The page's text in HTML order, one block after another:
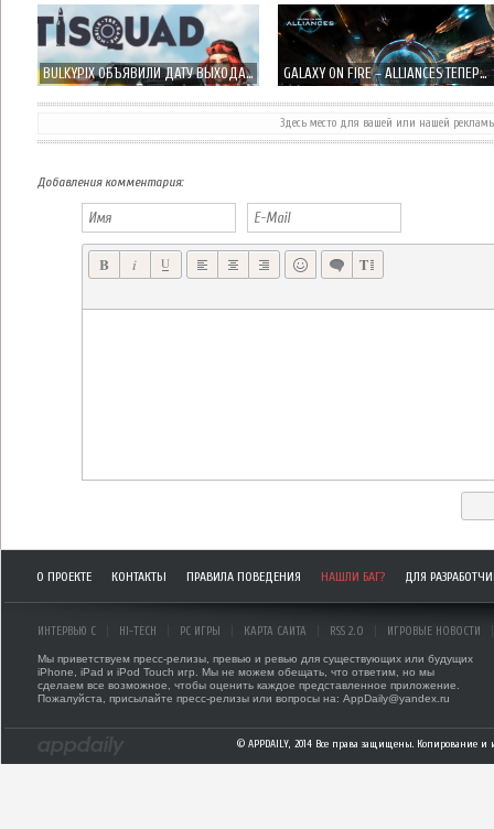
BULKYPIX ОБЪЯВИЛИ ДАТУ ВЫХОДА ПОШАГОВОЙ ИГРЫ ANTISQUAD GALAXY ON FIRE – ALLIANCES ТЕПЕРЬ ДОСТУПЕН В РУССКОМ APP STORE
Здесь место для вашей или нашей
Добавления комментария:
О ПРОЕКТЕ КОНТАКТЫ ПРАВИЛА ПОВЕДЕНИЯ НАШЛИ БАГ? ДЛЯ
ИНТЕРВЬЮ С HI-TECH PC ИГРЫ КАРТА САЙТА RSS 2.0 ИГРОВЫЕ НОВОСТИ
Мы приветствуем пресс-релизы, превью и ревью для существующих или будущих
iPhone, iPad и iPod Touch игр. Мы не можем обещать, что ответим, но мы
сделаем все возможное, чтобы оценить каждое представленное приложение.
Пожалуйста, присылайте пресс-релизы или вопросы на: AppDaily@yandex.ru
© APPDAILY, 2014 Все права защищены. Копирование и